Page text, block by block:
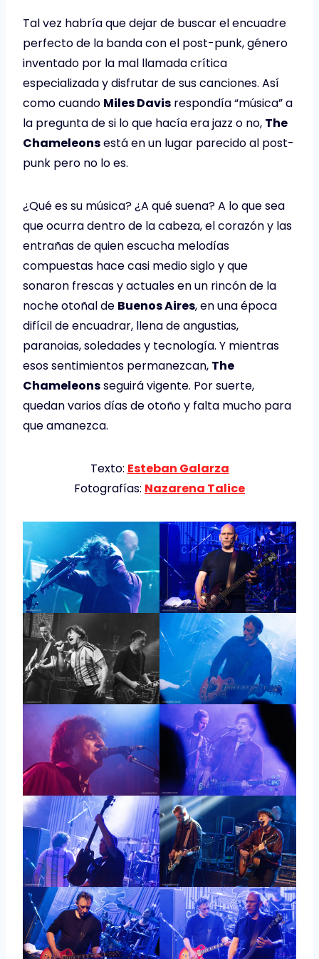
Tal vez habría que dejar de buscar el encuadre
perfecto de la banda con el post-punk, género
inventado por la mal llamada crítica
especializada y disfrutar de sus canciones. Así
como cuando Miles Davis respondía “música” a
la pregunta de si lo que hacía era jazz o no, The
Chameleonsestá en un lugar parecido al post-
punk pero no lo es.
¿Qué es su música? ¿A qué suena? A lo que sea
que ocurra dentro de la cabeza, el corazón y las
entrañas de quien escucha melodías
compuestas hace casi medio siglo y que
sonaron frescas y actuales en un rincón de la
noche otoñal de Buenos Aires, en una época
difícil de encuadrar, llena de angustias,
paranoias, soledades y tecnología. Y mientras
esos sentimientos permanezcan, The
Chameleonsseguirá vigente. Por suerte,
quedan varios días de otoño y falta mucho para
que amanezca.
Texto: Esteban Galarza
Fotografías: Nazarena Talice